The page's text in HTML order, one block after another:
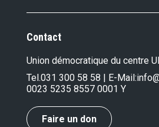
Contact
Union démocratique du centre
Tel.031 300 58 58 | E-Mail:
0023 5235 8557 0001 Y
Faire un don